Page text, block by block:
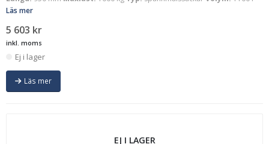
Läs mer
5 603 kr
inkl. moms
Ej i lager
Läs mer
EJ I LAGER